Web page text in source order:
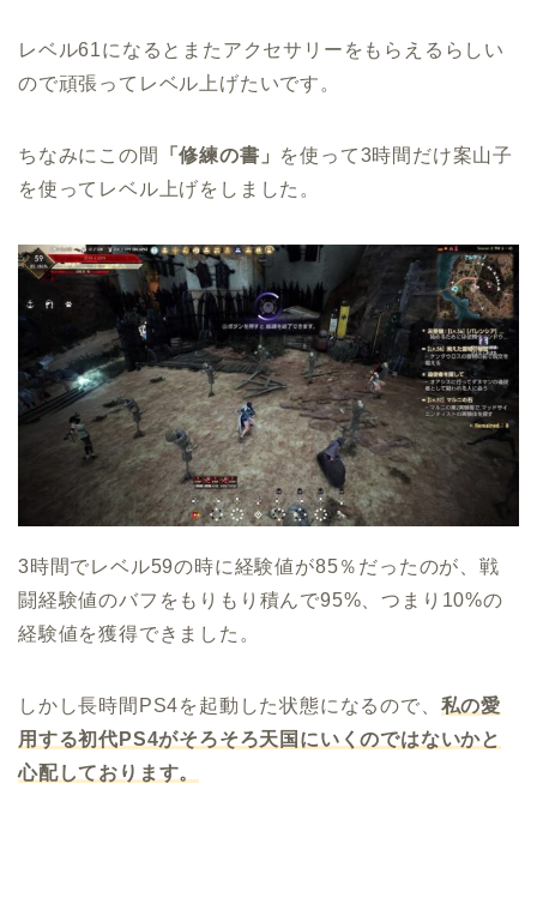
レベル61になるとまたアクセサリーをもらえるらしい
ので頑張ってレベル上げたいです。
ちなみにこの間 「修練の書」 を使って3時間だけ案山子
を使ってレベル上げをしました。
3時間でレベル59の時に経験値が85％だったのが、戦
闘経験値のバフをもりもり積んで95%、つまり10%の
経験値を獲得できました。
しかし長時間PS4を起動した状態になるので、 私の愛
用する初代PS4がそろそろ天国にいくのではないかと
心配しております。